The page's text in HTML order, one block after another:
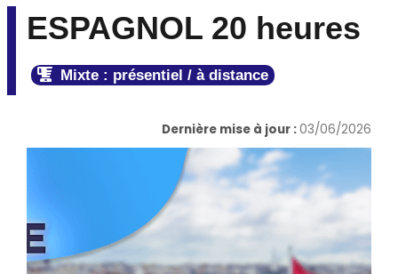
ESPAGNOL 20 heures
Mixte : présentiel / à distance
Dernière mise à jour :03/06/2026